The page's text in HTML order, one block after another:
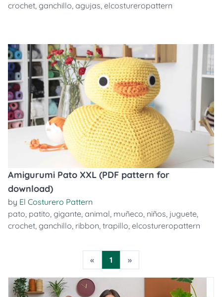
crochet, ganchillo, agujas, elcostureropattern
Amigurumi Pato XXL (PDF pattern for
download)
by El Costurero Pattern
pato, patito, gigante, animal, muñeco, niños, juguete,
crochet, ganchillo, ribbon, trapillo, elcostureropattern
« 1 »